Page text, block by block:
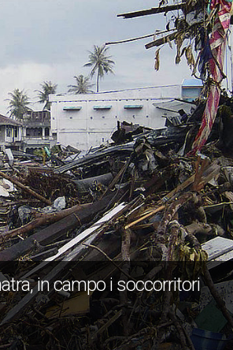
in campo i soccorritori